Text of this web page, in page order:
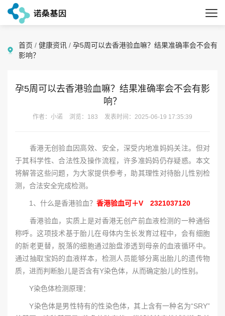
首页 / 健康资讯 / 孕5周可以去香港验血嘛？结果准确率会不会有
影响？
孕5周可以去香港验血嘛？结果准确率会不会有影
响？
作者：小诺 浏览：183 发表时间：2025-06-19 17:35:39
香港无创验血因高效、安全，深受内地准妈妈关注。但对
于其科学性、合法性及操作流程，许多准妈妈仍存疑惑。本文
将解答这些问题，为大家提供参考，助其理性对待胎儿性别检
测，合法安全完成检测。
1、什么是香港验血？ 香港验血可＋V 2321037120
香港验血，实质上是对香港无创产前血液检测的一种通俗
称呼。这项技术基于胎儿在母体内生长发育过程中，会有细胞
的新老更替，脱落的细胞通过胎盘渗透到母亲的血液循环中。
通过抽取宝妈的血液样本，检测人员能够分离出胎儿的遗传物
质，进而判断胎儿是否含有Y染色体，从而确定胎儿的性别。
Y染色体检测原理：
Y染色体是男性特有的性染色体，其上含有一种名为“SRY”